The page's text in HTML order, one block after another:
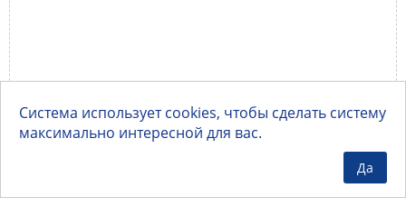
Система использует cookies, чтобы сделать систему
максимально интересной для вас.
Да